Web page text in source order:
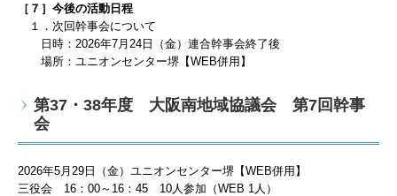
［７］今後の活動日程
１． 次回幹事会について
日時： 2026年7 月24日（金）連合幹事会終了後
場所：ユニオンセンター堺【WEB併用】
第37・38年度 大阪南地域協議会 第7回幹事
会
2026年5 月29日（金）ユニオンセンター堺【WEB併用】
三役会 16 ：00～ 16 ：45 10 人 参加（WEB 1 人）